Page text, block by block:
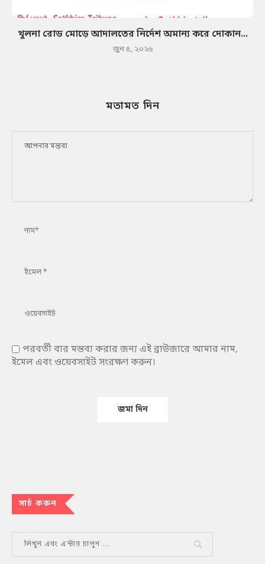
খুলনা রোড মোড়ে আদালতের নির্দেশ অমান্য করে দোকান...
জুন ৪, ২০২৬
মতামত দিন
পরবর্তী বার মন্তব্য করার জন্য এই ব্রাউজারে আমার নাম,
ইমেল এবং ওয়েবসাইট সংরক্ষণ করুন।
সার্চ করুন